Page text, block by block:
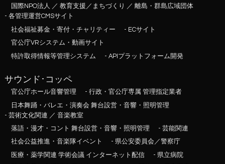
国際NPO法人 ／ 教育支援／まちづくり ／ 離島・群島広域団体
- 各管理運営CMSサイト
社会福祉募金・寄付・チャリティー - ECサイト
官公庁VRシステム・動画サイト
特許取得情報等管理システム - APIプラットフォーム開発
サウンド･コッペ
官公庁ホール音響管理 - 行政・官公庁専属 管理指定業者
日本舞踊・バレエ・演奏会 舞台設営・音響・照明管理
- 芸術文化関連 ／ 音楽教室
落語・漫才・コント 舞台設営・音響・照明管理 - 芸能関連
社会公益推進・音楽隊イベント - 県公安委員会／警察庁
医療・薬学関連 学術会議 インターネット配信 - 県立病院